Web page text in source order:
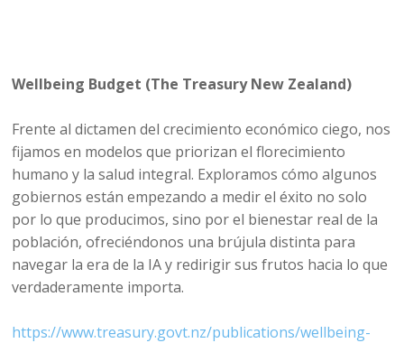
Wellbeing Budget (The Treasury New Zealand)
Frente al dictamen del crecimiento económico ciego, nos
fijamos en modelos que priorizan el florecimiento
humano y la salud integral. Exploramos cómo algunos
gobiernos están empezando a medir el éxito no solo
por lo que producimos, sino por el bienestar real de la
población, ofreciéndonos una brújula distinta para
navegar la era de la IA y redirigir sus frutos hacia lo que
verdaderamente importa.
https://www.treasury.govt.nz/publications/wellbeing-